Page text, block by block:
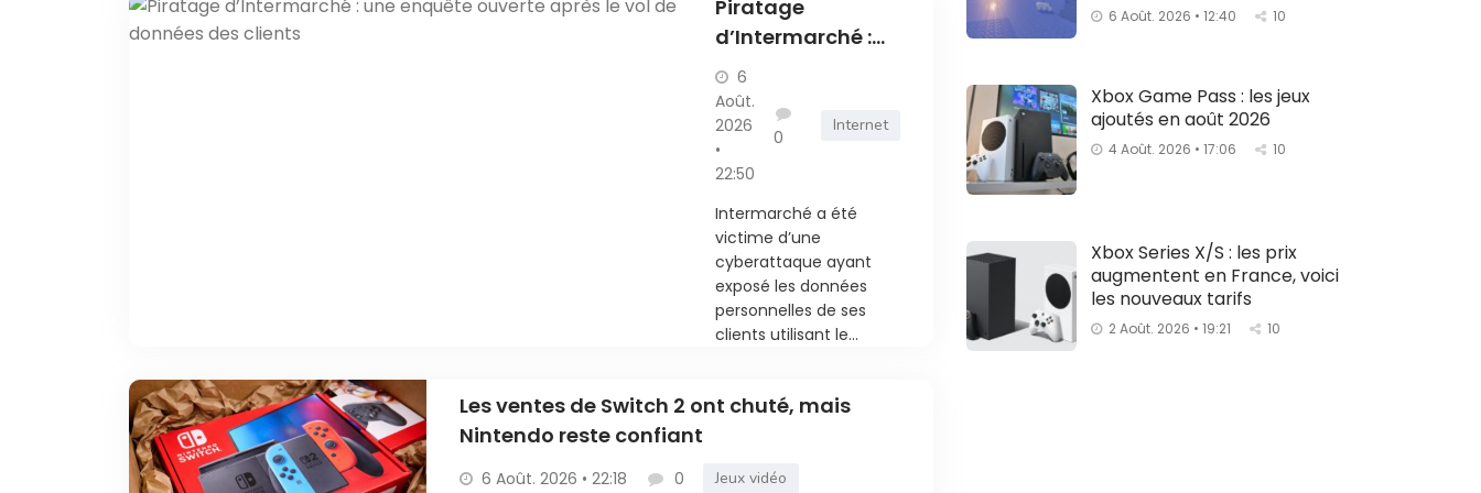
Piratage
d’Intermarché :
une enquête
ouverte après le
vol de données
des clients
6
Août.
2026
•
22:50
0
Internet
Intermarché a été
victime d’une
cyberattaque ayant
exposé les données
personnelles de ses
clients utilisant le...
Les ventes de Switch 2 ont chuté, mais
Nintendo reste confiant
6 Août. 2026 • 22:18 0 Jeux vidéo
6 Août. 2026 • 12:40 10
Xbox Game Pass : les jeux
ajoutés en août 2026
4 Août. 2026 • 17:06 10
Xbox Series X/S : les prix
augmentent en France, voici
les nouveaux tarifs
2 Août. 2026 • 19:21 10